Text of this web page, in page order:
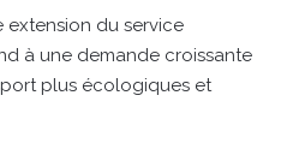
extension du service
à une demande croissante
plus écologiques et